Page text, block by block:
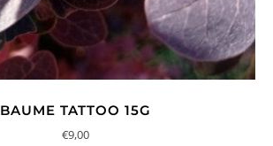
BAUME TATTOO 15G
€9,00